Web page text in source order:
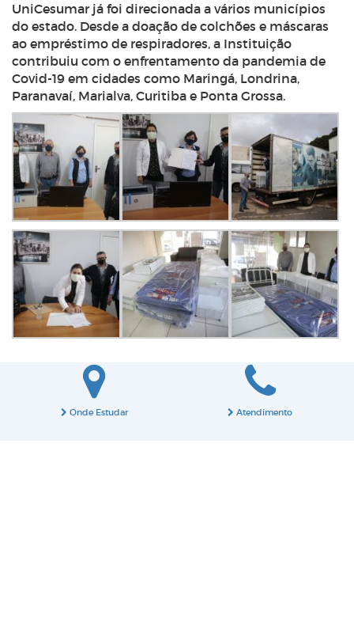
UniCesumar já foi direcionada a vários municípios
do estado. Desde a doação de colchões e máscaras
ao empréstimo de respiradores, a Instituição
contribuiu com o enfrentamento da pandemia de
Covid-19 em cidades como Maringá, Londrina,
Paranavaí, Marialva, Curitiba e Ponta Grossa.
Onde Estudar Atendimento